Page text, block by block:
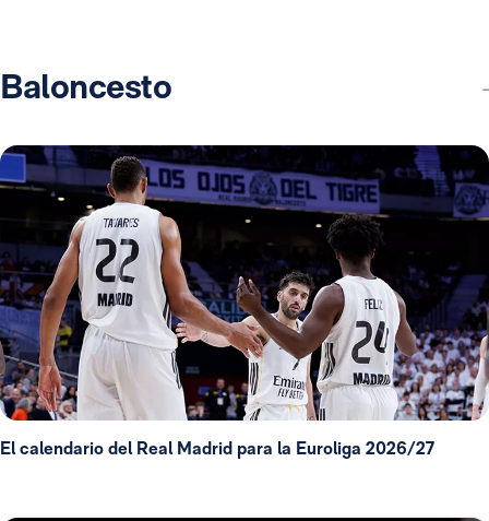
Baloncesto
El calendario del Real Madrid para la Euroliga 2026/27